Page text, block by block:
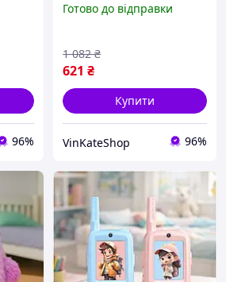
96%
іграшка для дітей від 3
Готово до відправки
621 ₴
1 082 ₴
Купити
VinKateShop 96%